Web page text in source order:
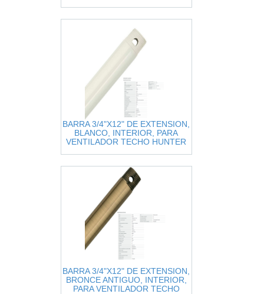
BARRA 3/4"X12" DE EXTENSION,
BLANCO, INTERIOR, PARA
VENTILADOR TECHO HUNTER
BARRA 3/4"X12" DE EXTENSION,
BRONCE ANTIGUO, INTERIOR,
PARA VENTILADOR TECHO